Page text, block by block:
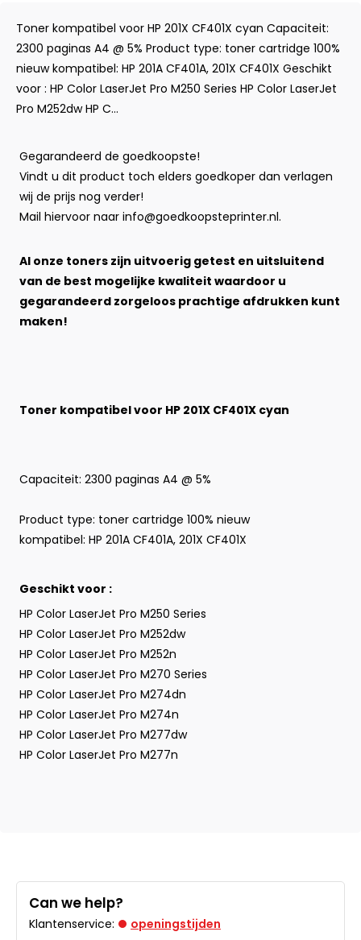
Toner kompatibel voor HP 201X CF401X cyan Capaciteit:
2300 paginas A4 @ 5% Product type: toner cartridge 100%
nieuw kompatibel: HP 201A CF401A, 201X CF401X Geschikt
voor : HP Color LaserJet Pro M250 Series HP Color LaserJet
Pro M252dw HP C...
Gegarandeerd de goedkoopste!
Vindt u dit product toch elders goedkoper dan verlagen
wij de prijs nog verder!
Mail hiervoor naar info@goedkoopsteprinter.nl.
Al onze toners zijn uitvoerig getest en uitsluitend
van de best mogelijke kwaliteit waardoor u
gegarandeerd zorgeloos prachtige afdrukken kunt
maken!
Toner kompatibel voor HP 201X CF401X cyan
Capaciteit: 2300 paginas A4 @ 5%
Product type: toner cartridge 100% nieuw
kompatibel: HP 201A CF401A, 201X CF401X
Geschikt voor :
HP Color LaserJet Pro M250 Series
HP Color LaserJet Pro M252dw
HP Color LaserJet Pro M252n
HP Color LaserJet Pro M270 Series
HP Color LaserJet Pro M274dn
HP Color LaserJet Pro M274n
HP Color LaserJet Pro M277dw
HP Color LaserJet Pro M277n
Can we help?
Klantenservice: openingstijden